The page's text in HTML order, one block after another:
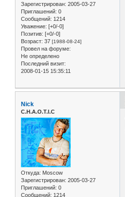
Зарегистрирован: 2005-03-27
Приглашений: 0
Сообщений: 1214
Уважение: [+0/-0]
Позитив: [+0/-0]
Возраст: 37 [1988-08-24]
Провел на форуме:
Не определено
Последний визит:
2008-01-15 15:35:11
Nick
C.H.A.O.T.I.C
Откуда: Moscow
Зарегистрирован: 2005-03-27
Приглашений: 0
Сообщений: 1214